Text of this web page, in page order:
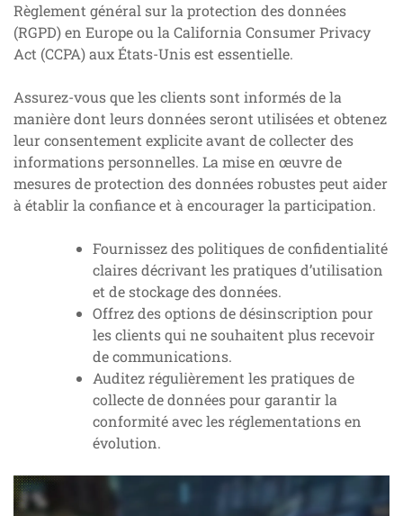
Règlement général sur la protection des données
(RGPD) en Europe ou la California Consumer Privacy
Act (CCPA) aux États-Unis est essentielle.
Assurez-vous que les clients sont informés de la
manière dont leurs données seront utilisées et obtenez
leur consentement explicite avant de collecter des
informations personnelles. La mise en œuvre de
mesures de protection des données robustes peut aider
à établir la confiance et à encourager la participation.
Fournissez des politiques de confidentialité
claires décrivant les pratiques d’utilisation
et de stockage des données.
Offrez des options de désinscription pour
les clients qui ne souhaitent plus recevoir
de communications.
Auditez régulièrement les pratiques de
collecte de données pour garantir la
conformité avec les réglementations en
évolution.